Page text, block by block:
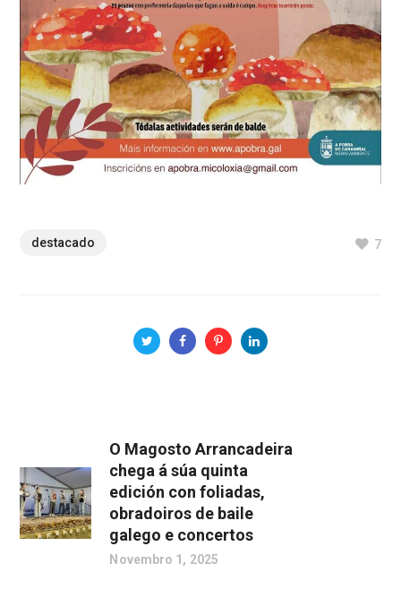
destacado 7
O Magosto Arrancadeira
chega á súa quinta
edición con foliadas,
obradoiros de baile
galego e concertos
Novembro 1, 2025